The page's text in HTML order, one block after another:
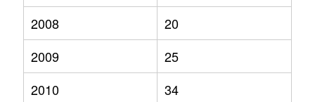
2008
20
2009
25
2010
34